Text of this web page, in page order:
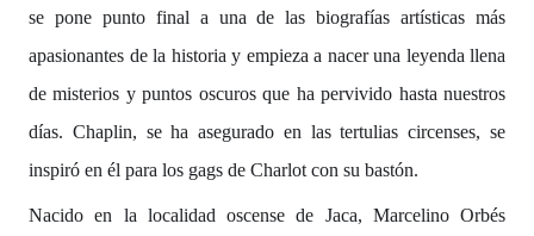
se pone punto final a una de las biografías artísticas más
apasionantes de la historia y empieza a nacer una leyenda llena
de misterios y puntos oscuros que ha pervivido hasta nuestros
días. Chaplin, se ha asegurado en las tertulias circenses, se
inspiró en él para los gags de Charlot con su bastón.
Nacido en la localidad oscense de Jaca, Marcelino Orbés